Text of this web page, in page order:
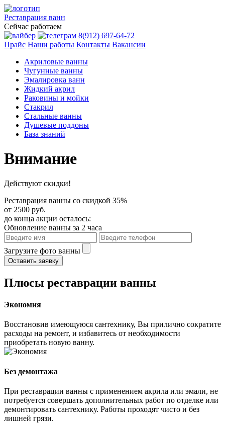
Реставрация ванн
Сейчас работаем
8(912) 697-64-72
Прайс Наши работы Контакты Вакансии
Акриловые ванны
Чугунные ванны
Эмалировка ванн
Жидкий акрил
Раковины и мойки
Стакрил
Стальные ванны
Душевые поддоны
База знаний
Внимание
Действуют скидки!
Реставрация ванны со скидкой 35%
от 2500 руб.
до конца акции осталось:
Обновление ванны за 2 часа
Загрузите фото ванны
Оставить заявку
Плюсы реставрации ванны
Экономия
Восстановив имеющуюся сантехнику, Вы прилично сократите
расходы на ремонт, и избавитесь от необходимости
приобретать новую ванну.
Без демонтажа
При реставрации ванны с применением акрила или эмали, не
потребуется совершать дополнительных работ по отделке или
демонтировать сантехнику. Работы проходят чисто и без
лишней грязи.